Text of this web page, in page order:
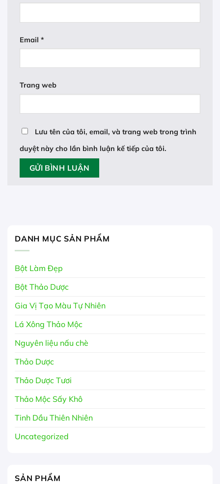
Email *
Trang web
Lưu tên của tôi, email, và trang web trong trình
duyệt này cho lần bình luận kế tiếp của tôi.
DANH MỤC SẢN PHẨM
Bột Làm Đẹp
Bột Thảo Dược
Gia Vị Tạo Màu Tự Nhiên
Lá Xông Thảo Mộc
Nguyên liệu nấu chè
Thảo Dược
Thảo Dược Tươi
Thảo Mộc Sấy Khô
Tinh Dầu Thiên Nhiên
Uncategorized
SẢN PHẨM